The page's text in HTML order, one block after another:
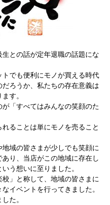
との話が定年退職の話題にな
でも便利にモノが買える時代
ろうか、私たちの存在意義は
す。
「すべてはみんなの笑顔のた
ることは単にモノを売ること
域の皆さまが少しでも笑顔に
り、当店がこの地域に存在し
う想いに至りました。
」と称して、地域の皆さまに
イベントを行ってきました。
た。